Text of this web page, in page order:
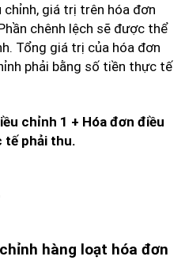
chỉnh, giá trị trên hóa đơn
chênh lệch sẽ được thể
Tổng giá trị của hóa đơn
phải bằng số tiền thực tế
chỉnh 1 + Hóa đơn điều
tế phải thu.
hàng loạt hóa đơn